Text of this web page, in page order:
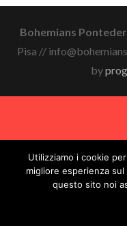
Bohemians
Pisa //
by
Utilizziamo i cookie
migliore esperienza
questo sito noi